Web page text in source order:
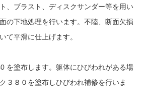
、ブラスト、ディスクサンダー等を用い
の下地処理を行います。不陸、断面欠損
て平滑に仕上げます。
を塗布します。躯体にひびわれがある場
３８０を塗布しひびわれ補修を行いま